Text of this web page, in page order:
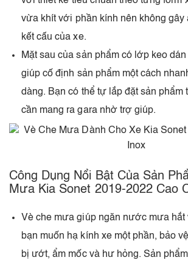
vừa khít với phần kính nên không
kết cấu của xe.
Mặt sau của sản phẩm có lớp keo
giúp cố định sản phẩm một cách
dàng. Bạn có thể tự lắp đặt sản phẩm
cần mang ra gara nhờ trợ giúp.
Công Dụng Nổi Bật Của Sản
Mưa Kia Sonet 2019-2022 Cao
Vè che mưa giúp ngăn nước mưa hắt
bạn muốn hạ kính xe một phần, bảo
bị ướt, ẩm mốc và hư hỏng. Sản